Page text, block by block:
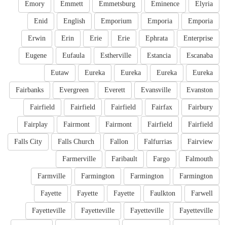
Elyria
Eminence
Emmetsburg
Emmett
Emory
Emporia
Emporia
Emporium
English
Enid
Enterprise
Ephrata
Erie
Erie
Erin
Erwin
Escanaba
Estancia
Estherville
Eufaula
Eugene
Eureka
Eureka
Eureka
Eureka
Eutaw
Evanston
Evansville
Everett
Evergreen
Fairbanks
Fairbury
Fairfax
Fairfield
Fairfield
Fairfield
Fairfield
Fairfield
Fairmont
Fairmont
Fairplay
Fairview
Falfurrias
Fallon
Falls Church
Falls City
Falmouth
Fargo
Faribault
Farmerville
Farmington
Farmington
Farmington
Farmville
Farwell
Faulkton
Fayette
Fayette
Fayette
Fayetteville
Fayetteville
Fayetteville
Fayetteville